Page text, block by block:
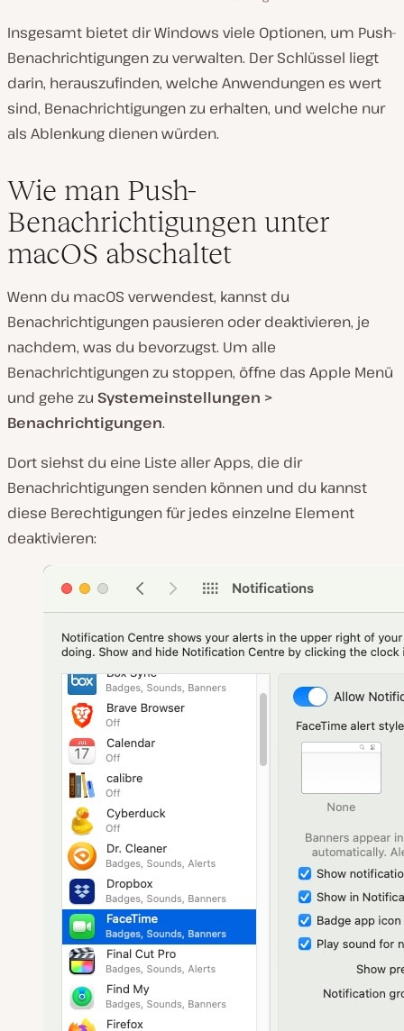
Insgesamt bietet dir Windows viele Optionen, um Push-
Benachrichtigungen zu verwalten. Der Schlüssel liegt
darin, herauszufinden, welche Anwendungen es wert
sind, Benachrichtigungen zu erhalten, und welche nur
als Ablenkung dienen würden.
Wie man Push-
Benachrichtigungen unter
macOS abschaltet
Wenn du macOS verwendest, kannst du
Benachrichtigungen pausieren oder deaktivieren, je
nachdem, was du bevorzugst. Um alle
Benachrichtigungen zu stoppen, öffne das Apple Menü
und gehe zu Systemeinstellungen >
Benachrichtigungen.
Dort siehst du eine Liste aller Apps, die dir
Benachrichtigungen senden können und du kannst
diese Berechtigungen für jedes einzelne Element
deaktivieren: